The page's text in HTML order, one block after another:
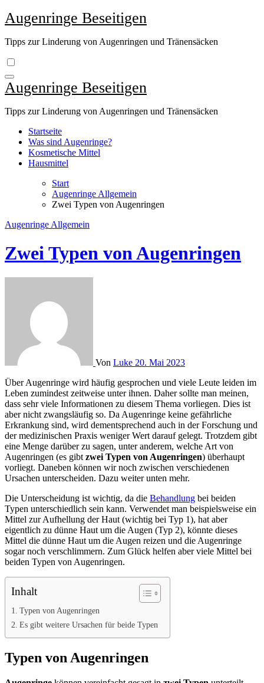
Zum
Inhalt
Augenringe Beseitigen
Tipps zur Linderung von Augenringen und Tränensäcken
Augenringe Beseitigen
Tipps zur Linderung von Augenringen und Tränensäcken
Startseite
Was sind Augenringe?
Kosmetische Mittel
Hausmittel
Start
Augenringe Allgemein
Zwei Typen von Augenringen
Augenringe Allgemein
Zwei Typen von Augenringen
Von Luke 20. Mai 2023
Über Augenringe wird häufig gesprochen und viele Leute leiden im
Leben zumindest zeitweise unter ihnen. Daher sollte man meinen,
dass sehr viele Informationen zu diesem Thema vorliegen. Dies ist
aber nicht zwangsläufig so. Da Augenringe keine gefährliche
Erkrankung sind, wird dementsprechend auch in der Forschung und
der medizinischen Praxis weniger Wert darauf gelegt. Trotzdem gibt
eine Menge darüber zu sagen, unter anderem, welche Art von
Augenringen (es gibt zwei Typen von Augenringen) überhaupt
vorliegt. Daneben können wir noch zwischen verschiedenen
Ursachen unterscheiden. Dazu weiter unten mehr.
Die Unterscheidung ist wichtig, da die Behandlung bei beiden
Typen unterschiedlich sein kann. Verwendet man beispielsweise ein
Mittel zur Aufhellung der Haut (wichtig bei Typ 1), hat aber
eigentlich zu dünne Haut um die Augen (Typ 2), könnte dieses
Mittel die dünne Haut um die Augen reizen und die Augenringe
sogar noch verschlimmern. Zum Glück helfen aber viele Mittel bei
beiden Typen von Augenringen.
Inhalt
Typen von Augenringen
Es gibt weitere Ursachen für beide Typen
Typen von Augenringen